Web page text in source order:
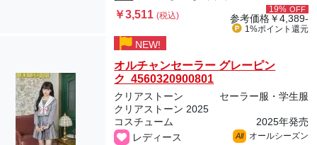
￥3,511(税込)
19% OFF
参考価格￥4,389-
1%ポイント 還元
NEW!
オルチャンセーラー グレーピン
ク 4560320900801
クリアストーン
セーラー服・学生服
クリアストーン 2025
コスチューム
2025年発売
レディース
All オールシーズン